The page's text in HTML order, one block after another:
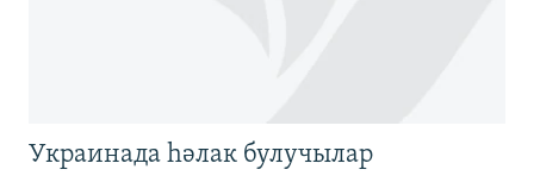
Украинада һәлак булучылар